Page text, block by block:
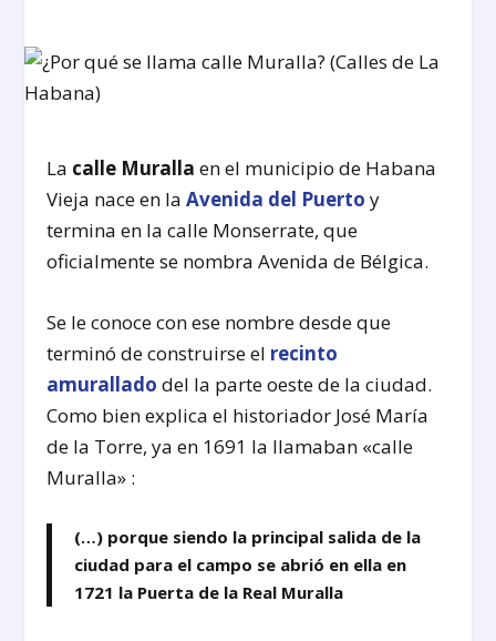
La calle Muralla en el municipio de Habana
Vieja nace en laAvenida del Puerto y
termina en la calle Monserrate, que
oficialmente se nombra Avenida de Bélgica.
Se le conoce con ese nombre desde que
terminó de construirse el recinto
amurallado del la parte oeste de la ciudad.
Como bien explica el historiador José María
de la Torre, ya en 1691 la llamaban «calle
Muralla» :
(…) porque siendo la principal salida de la
ciudad para el campo se abrió en ella en
1721 la Puerta de la Real Muralla